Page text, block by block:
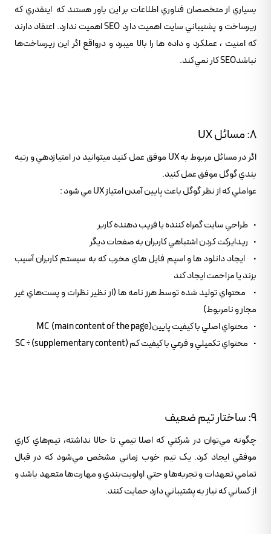
بسياري از متخصصان فناوري اطلاعات بر اين باور هستند که اينقدري که
زيرساخت و پشتيباني سايت اهميت دارد SEO اهميت ندارد. اعتقاد دارند
که امنيت ، عملکرد و داده ها را بالا ميبرد و درواقع اگر اين زيرساخت‌ها
نباشدSEO کار نمي‌کند.
8: مسائل UX
اگر در مسائل مربوط به UX موفق عمل کنيد ميتوانيد در امتيازدهي و رتبه
بندي گوگل موفق عمل کنيد.
عواملي که از نظر گوگل باعث پايين آمدن امتياز UX مي شود :
• طراحي سايت گمراه کننده يا فريب دهنده کاربر
• ريدايرکت کردن اشتباهي کاربران به صفحات ديگر
• ايجاد دانلود ها و اسپم فايل هاي مخرب که به سيستم کاربران آسيب
بزند يا مزاحمت ايجاد کند
• محتواي توليد شده توسط هرز نامه ها (از نظير نظرات و پست‌هاي غير
مجاز و نامربوط)
• محتواي اصلي با کيفيت پايينMC (main content of the page)
• محتواي تکميلي و فرعي با کيفيت کم SC ÷ (supplementary content)
9: ساختار تيم ضعيف
چگونه مي‌توان در شرکتي که اصلا تيمي تا حالا نداشته، تيم‌هاي کاري
موفقي ايجاد کرد. يک تيم خوب زماني مشخص مي‌شود که در قبال
تمامي تعهدات و تجربه‌ها و حتي اولويت‌بندي و مهارت‌ها متعهد باشد و
از کساني که نياز به پشتيباني دارد حمايت کنند.